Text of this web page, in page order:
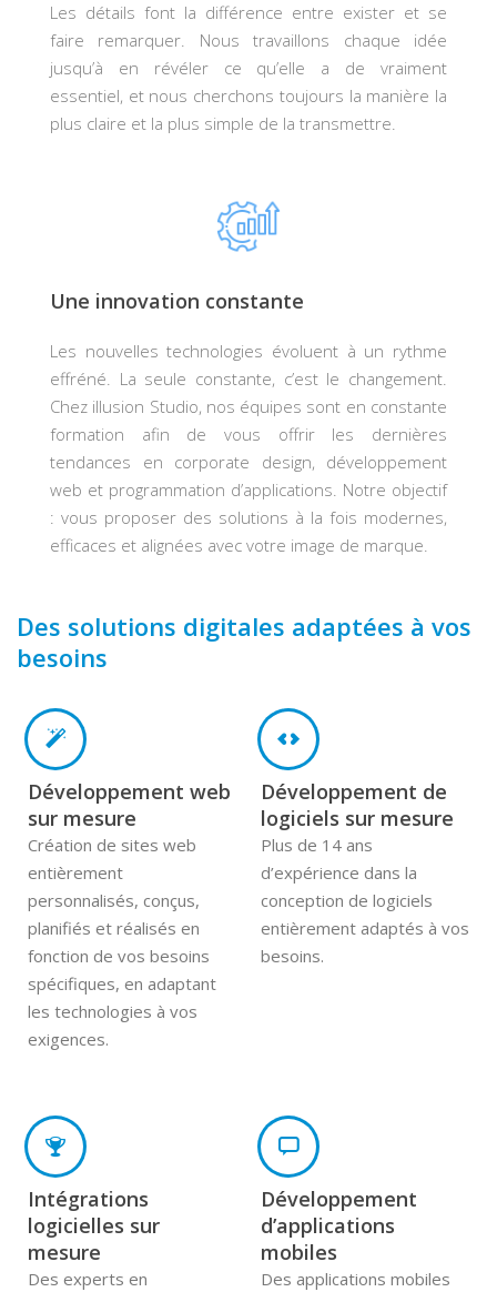
Les détails font la différence entre exister et se
faire remarquer. Nous travaillons chaque idée
jusqu’à en révéler ce qu’elle a de vraiment
essentiel, et nous cherchons toujours la manière la
plus claire et la plus simple de la transmettre.
Une innovation constante
Les nouvelles technologies évoluent à un rythme
effréné. La seule constante, c’est le changement.
Chez illusion Studio, nos équipes sont en constante
formation afin de vous offrir les dernières
tendances en corporate design, développement
web et programmation d’applications. Notre objectif
: vous proposer des solutions à la fois modernes,
efficaces et alignées avec votre image de marque.
Des solutions digitales adaptées à vos
besoins
Développement web
sur mesure
Création de sites web
entièrement
personnalisés, conçus,
planifiés et réalisés en
fonction de vos besoins
spécifiques, en adaptant
les technologies à vos
exigences.
Développement de
logiciels sur mesure
Plus de 14 ans
d’expérience dans la
conception de logiciels
entièrement adaptés à vos
besoins.
Intégrations
logicielles sur
mesure
Des experts en
Développement
d’applications
mobiles
Des applications mobiles